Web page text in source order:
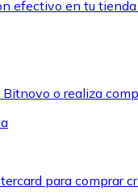
efectivo en tu tienda
o realiza
para comprar